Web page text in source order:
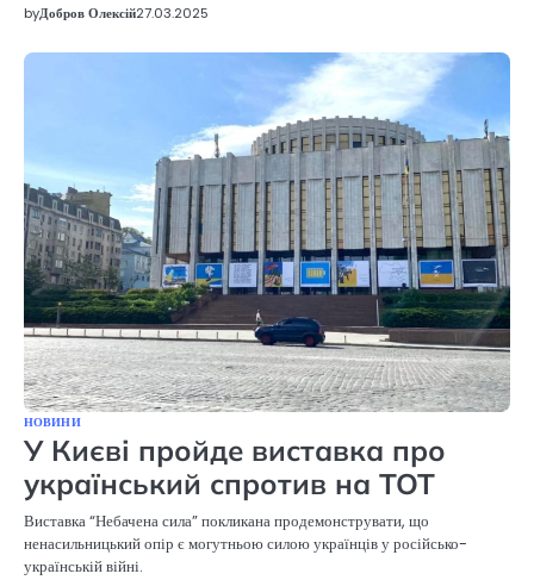
byДобров Олексій27.03.2025
НОВИНИ
У Києві пройде виставка про
український спротив на ТОТ
Виставка “Небачена сила” покликана продемонструвати, що
ненасильницький опір є могутньою силою українців у російсько-
українській війні.